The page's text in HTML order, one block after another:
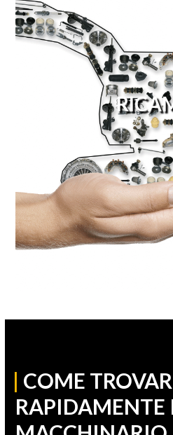
| COME
RAPIDAMENTE